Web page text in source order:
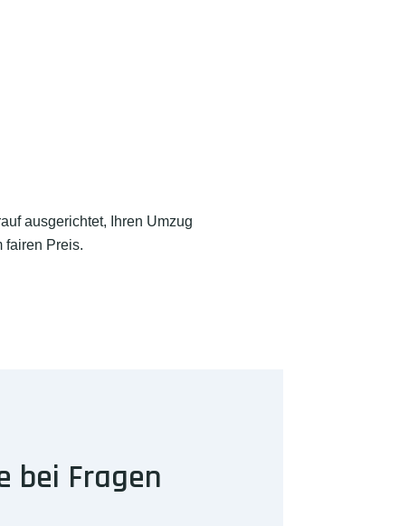
ausgerichtet, Ihren Umzug
fairen Preis.
bei Fragen